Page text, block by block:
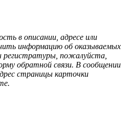
в описании, адресе или
информацию об оказываемых
регистратуры, пожалуйста,
обратной связи. В сообщении
страницы карточки